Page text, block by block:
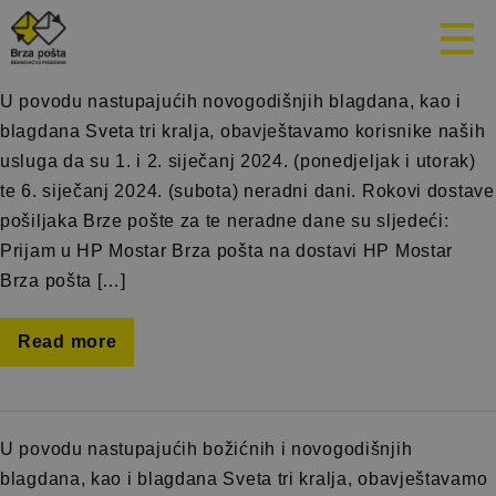
Mjesec:
U povodu nastupajućih novogodišnjih blagdana, kao i
blagdana Sveta tri kralja, obavještavamo korisnike naših
usluga da su 1. i 2. siječanj 2024. (ponedjeljak i utorak)
te 6. siječanj 2024. (subota) neradni dani. Rokovi dostave
pošiljaka Brze pošte za te neradne dane su sljedeći:
Prijam u HP Mostar Brza pošta na dostavi HP Mostar
Brza pošta […]
Read more
U povodu nastupajućih božićnih i novogodišnjih
blagdana, kao i blagdana Sveta tri kralja, obavještavamo